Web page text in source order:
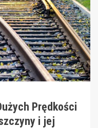
Prędkości
i jej